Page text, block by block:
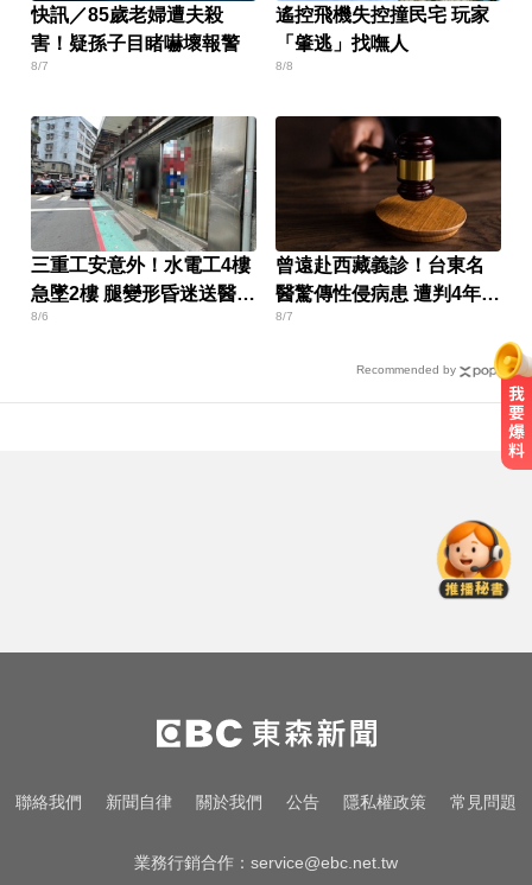
快訊／85歲老婦遭夫殺
害！疑孫子目睹嚇壞報警
8/7
遙控飛機失控撞民宅 玩家
「肇逃」找嘸人
8/8
三重工安意外！水電工4樓
急墜2樓 腿變形昏迷送醫搶
救
8/6
曾遠赴西藏義診！台東名
醫驚傳性侵病患 遭判4年8
月
8/7
Recommended by
月意外離世」女兒悲痛證實
熊本強震！台灣送帳篷成搶手物資
日網讚：比政府還快
「白海豚」逼近！最新暴風圈侵襲
聯絡我們 新聞自律 關於我們 公告 隱私權政策 常見問題
業務行銷合作： service@ebc.net.tw